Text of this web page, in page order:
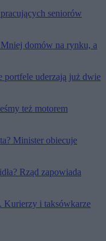
seniorów
domów na rynku, a
portfele uderzają już dwie
też motorem
Minister obiecuje
Rząd zapowiada
Kurierzy i taksówkarze